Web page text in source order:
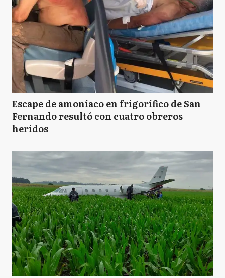
Escape de amoníaco en frigorífico de San
Fernando resultó con cuatro obreros
heridos